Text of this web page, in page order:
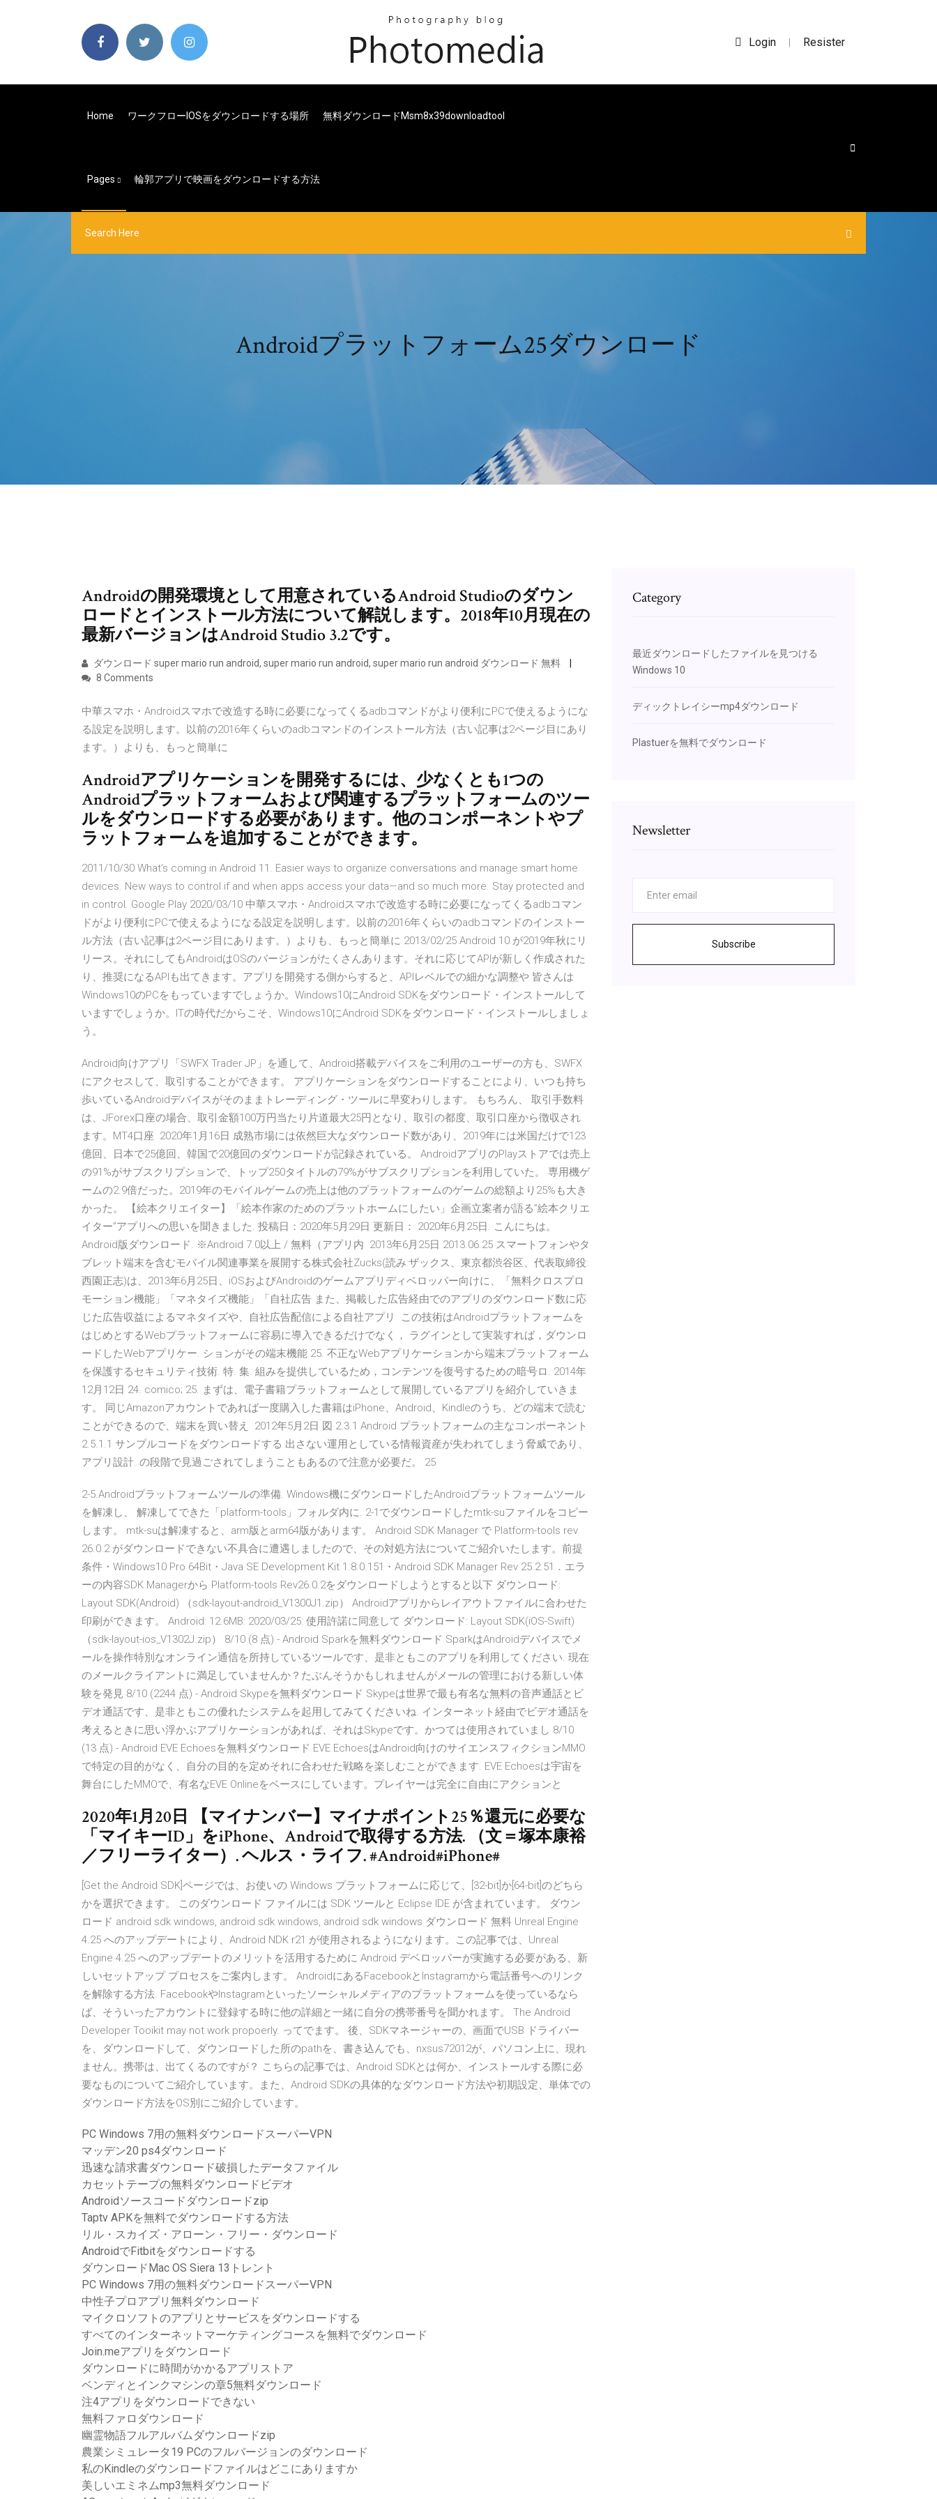
Login | Resister
Home ワークフローiOSをダウンロードする場所 無料ダウンロードmsm8x39downloadtool
Pages 輪郭アプリで映画をダウンロードする方法
Androidプラットフォーム25ダウンロード
Androidの開発環境として用意されているAndroid Studioのダウン
ロードとインストール方法について解説します。2018年10月現在の
最新バージョンはAndroid Studio 3.2です。
ダウンロード super mario run android, super mario run android, super mario run android ダウンロード 無料
8 Comments
中華スマホ・Androidスマホで改造する時に必要になってくるadbコマンドがより便利にPCで使えるようにな
る設定を説明します。以前の2016年くらいのadbコマンドのインストール方法（古い記事は2ページ目にあり
ます。）よりも、もっと簡単に
Androidアプリケーションを開発するには、少なくとも1つの
Androidプラットフォームおよび関連するプラットフォームのツー
ルをダウンロードする必要があります。他のコンポーネントやプ
ラットフォームを追加することができます。
2011/10/30 What’s coming in Android 11. Easier ways to organize conversations and manage smart home
devices. New ways to control if and when apps access your data—and so much more. Stay protected and
in control. Google Play 2020/03/10 中華スマホ・Androidスマホで改造する時に必要になってくるadbコマン
ドがより便利にPCで使えるようになる設定を説明します。以前の2016年くらいのadbコマンドのインストー
ル方法（古い記事は2ページ目にあります。）よりも、もっと簡単に 2013/02/25 Android 10 が2019年秋にリ
リース。それにしてもAndroidはOSのバージョンがたくさんあります。それに応じてAPIが新しく作成された
り、推奨になるAPIも出てきます。アプリを開発する側からすると、APIレベルでの細かな調整や 皆さんは
Windows10のPCをもっていますでしょうか。Windows10にAndroid SDKをダウンロード・インストールして
いますでしょうか。ITの時代だからこそ、Windows10にAndroid SDKをダウンロード・インストールしましょ
う。
Android向けアプリ「SWFX Trader JP」を通して、Android搭載デバイスをご利用のユーザーの方も、SWFX
にアクセスして、取引することができます。 アプリケーションをダウンロードすることにより、いつも持ち
歩いているAndroidデバイスがそのままトレーディング・ツールに早変わりします。 もちろん、 取引手数料
は、JForex口座の場合、取引金額100万円当たり片道最大25円となり、取引の都度、取引口座から徴収され
ます。MT4口座 2020年1月16日 成熟市場には依然巨大なダウンロード数があり、2019年には米国だけで123
億回、日本で25億回、韓国で20億回のダウンロードが記録されている。 AndroidアプリのPlayストアでは売上
の91%がサブスクリプションで、トップ250タイトルの79%がサブスクリプションを利用していた。 専用機ゲ
ームの2.9倍だった。2019年のモバイルゲームの売上は他のプラットフォームのゲームの総額より25%も大き
かった。 【絵本クリエイター】「絵本作家のためのプラットホームにしたい」企画立案者が語る”絵本クリエ
イター”アプリへの思いを聞きました. 投稿日：2020年5月29日 更新日： 2020年6月25日. こんにちは。
Android版ダウンロード. ※Android 7.0以上 / 無料（アプリ内 2013年6月25日 2013.06.25 スマートフォンやタ
ブレット端末を含むモバイル関連事業を展開する株式会社Zucks(読み:ザックス、東京都渋谷区、代表取締役:
西園正志)は、2013年6月25日、iOSおよびAndroidのゲームアプリディベロッパー向けに、「無料クロスプロ
モーション機能」「マネタイズ機能」「自社広告 また、掲載した広告経由でのアプリのダウンロード数に応
じた広告収益によるマネタイズや、自社広告配信による自社アプリ この技術はAndroidプラットフォームを
はじめとするWebプラットフォームに容易に導入できるだけでなく， ラグインとして実装すれば，ダウンロ
ードしたWebアプリケー. ションがその端末機能 25. 不正なWebアプリケーションから端末プラットフォーム
を保護するセキュリティ技術. 特. 集. 組みを提供しているため，コンテンツを復号するための暗号ロ. 2014年
12月12日 24. comico; 25. まずは、電子書籍プラットフォームとして展開しているアプリを紹介していきま
す。 同じAmazonアカウントであれば一度購入した書籍はiPhone、Android、Kindleのうち、どの端末で読む
ことができるので、端末を買い替え 2012年5月2日 図 2.3.1 Android プラットフォームの主なコンポーネント
2.5.1.1 サンプルコードをダウンロードする 出さない運用としている情報資産が失われてしまう脅威であり、
アプリ設計. の段階で見過ごされてしまうこともあるので注意が必要だ。 25
2-5.Androidプラットフォームツールの準備. Windows機にダウンロードしたAndroidプラットフォームツール
を解凍し、 解凍してできた「platform-tools」フォルダ内に. 2-1でダウンロードしたmtk-suファイルをコピー
します。 mtk-suは解凍すると、arm版とarm64版があります。 Android SDK Manager で Platform-tools rev
26.0.2 がダウンロードできない不具合に遭遇しましたので、その対処方法についてご紹介いたします。前提
条件・Windows10 Pro 64Bit・Java SE Development Kit 1.8.0.151・Android SDK Manager Rev 25.2.51．エラ
ーの内容SDK Managerから Platform-tools Rev26.0.2をダウンロードしようとすると以下 ダウンロード:
Layout SDK(Android) （sdk-layout-android_V1300J1.zip） Androidアプリからレイアウトファイルに合わせた
印刷ができます。 Android: 12.6MB: 2020/03/25: 使用許諾に同意して ダウンロード: Layout SDK(iOS-Swift)
（sdk-layout-ios_V1302J.zip） 8/10 (8 点) - Android Sparkを無料ダウンロード SparkはAndroidデバイスでメ
ールを操作特別なオンライン通信を所持しているツールです、是非ともこのアプリを利用してください. 現在
のメールクライアントに満足していませんか？たぶんそうかもしれませんがメールの管理における新しい体
験を発見 8/10 (2244 点) - Android Skypeを無料ダウンロード Skypeは世界で最も有名な無料の音声通話とビ
デオ通話です、是非ともこの優れたシステムを起用してみてくださいね. インターネット経由でビデオ通話を
考えるときに思い浮かぶアプリケーションがあれば、それはSkypeです。かつては使用されていまし 8/10
(13 点) - Android EVE Echoesを無料ダウンロード EVE EchoesはAndroid向けのサイエンスフィクションMMO
で特定の目的がなく、自分の目的を定めそれに合わせた戦略を楽しむことができます. EVE Echoesは宇宙を
舞台にしたMMOで、有名なEVE Onlineをベースにしています。プレイヤーは完全に自由にアクションと
2020年1月20日 【マイナンバー】マイナポイント25％還元に必要な
「マイキーID」をiPhone、Androidで取得する方法. （文＝塚本康裕
／フリーライター）. ヘルス・ライフ. #Android#iPhone#
[Get the Android SDK]ページでは、お使いの Windows プラットフォームに応じて、[32-bit]か[64-bit]のどちら
かを選択できます。 このダウンロード ファイルには SDK ツールと Eclipse IDE が含まれています。 ダウン
ロード android sdk windows, android sdk windows, android sdk windows ダウンロード 無料 Unreal Engine
4.25 へのアップデートにより、Android NDK r21 が使用されるようになります。この記事では、Unreal
Engine 4.25 へのアップデートのメリットを活用するために Android デベロッパーが実施する必要がある、新
しいセットアップ プロセスをご案内します。 AndroidにあるFacebookとInstagramから電話番号へのリンク
を解除する方法. FacebookやInstagramといったソーシャルメディアのプラットフォームを使っているなら
ば、そういったアカウントに登録する時に他の詳細と一緒に自分の携帯番号を聞かれます。 The Android
Developer Tooikit may not work propoerly. ってでます。 後、SDKマネージャーの、画面でUSB ドライバー
を、ダウンロードして、ダウンロードした所のpathを、書き込んでも、nxsus72012が、パソコン上に、現れ
ません。携帯は、出てくるのですが？ こちらの記事では、Android SDKとは何か、インストールする際に必
要なものについてご紹介しています。また、Android SDKの具体的なダウンロード方法や初期設定、単体での
ダウンロード方法をOS別にご紹介しています。
PC Windows 7用の無料ダウンロードスーパーVPN
マッデン20 ps4ダウンロード
迅速な請求書ダウンロード破損したデータファイル
カセットテープの無料ダウンロードビデオ
Androidソースコードダウンロードzip
Taptv APKを無料でダウンロードする方法
リル・スカイズ・アローン・フリー・ダウンロード
AndroidでFitbitをダウンロードする
ダウンロードMac OS Siera 13トレント
PC Windows 7用の無料ダウンロードスーパーVPN
中性子プロアプリ無料ダウンロード
マイクロソフトのアプリとサービスをダウンロードする
すべてのインターネットマーケティングコースを無料でダウンロード
Join.meアプリをダウンロード
ダウンロードに時間がかかるアプリストア
ベンディとインクマシンの章5無料ダウンロード
注4アプリをダウンロードできない
無料ファロダウンロード
幽霊物語フルアルバムダウンロードzip
農業シミュレータ19 PCのフルバージョンのダウンロード
私のKindleのダウンロードファイルはどこにありますか
美しいエミネムmp3無料ダウンロード
Category
最近ダウンロードしたファイルを見つける
Windows 10
ディックトレイシーmp4ダウンロード
Plastuerを無料でダウンロード
Newsletter
Subscribe